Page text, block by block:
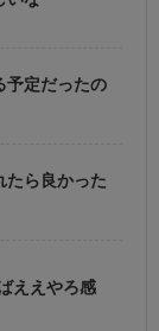
予定だったの
たら良かった
ええやろ感